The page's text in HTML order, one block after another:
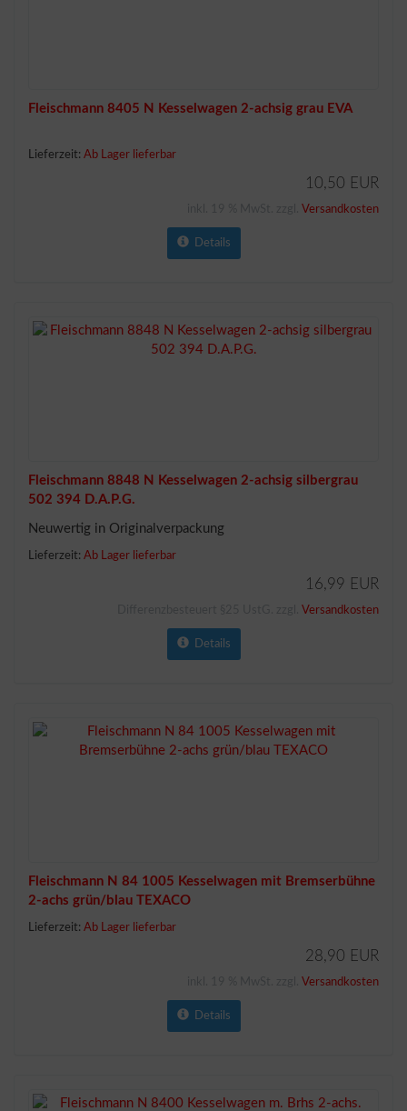
Fleischmann 8405 N Kesselwagen 2-achsig grau EVA
Lieferzeit: Ab Lager lieferbar
10,50 EUR
Versandkosten
Details
Fleischmann 8848 N Kesselwagen 2-achsig silbergrau
502 394 D.A.P.G.
Neuwertig in Originalverpackung
Lieferzeit: Ab Lager lieferbar
16,99 EUR
Versandkosten
Details
Fleischmann N 84 1005 Kesselwagen mit Bremserbühne
2-achs grün/blau TEXACO
Lieferzeit: Ab Lager lieferbar
28,90 EUR
Versandkosten
Details